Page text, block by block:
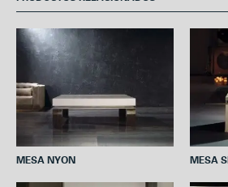
b
o
o
t
e
r
e
r
s
t
s
A
p
l
MESA NYON MESA